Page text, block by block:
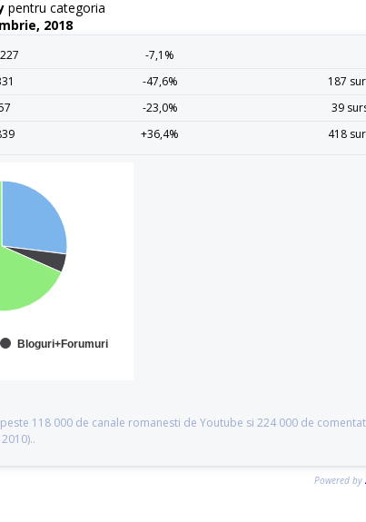
pentru categoria
2018
-7,1%
-47,6%
187
-23,0%
39
+36,4% 418
Bloguri+Forumuri
118 000 de canale romanesti de Youtube si 224 000 de
Powered by